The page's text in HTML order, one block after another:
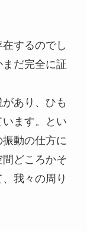
するのでし
だ完全に証
あり、ひも
ます。とい
動の仕方に
どころかそ
我々の周り